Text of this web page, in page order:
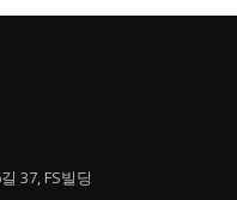
37, FS빌딩